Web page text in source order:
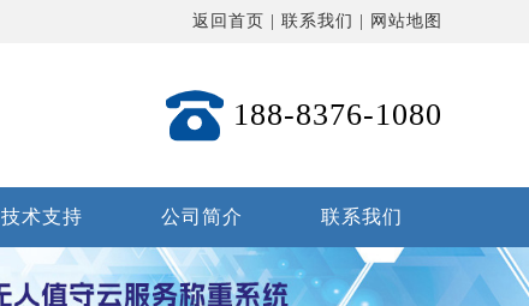
返回首页 联系我们 网站地图
188-8376-1080
技术支持 公司简介 联系我们